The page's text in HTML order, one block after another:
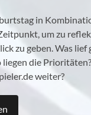
in
um zu
zu geben. Was lief
liegen die
weiter?